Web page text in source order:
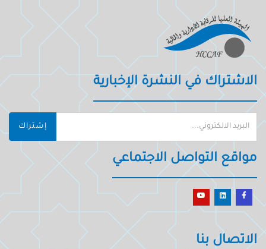
الاشتراك في النشرة الإخبارية
إشتراك
مواقع التواصل الاجتماعي
الاتصال بنا